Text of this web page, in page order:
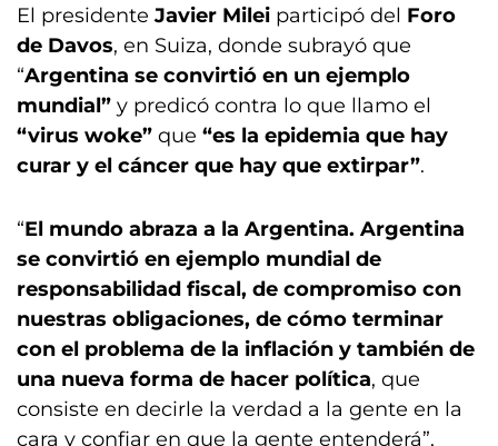
El presidente Javier Milei participó del Foro
de Davos, en Suiza, donde subrayó que
“Argentina se convirtió en un ejemplo
mundial” y predicó contra lo que llamo el
“virus woke” que “es la epidemia que hay
curar y el cáncer que hay que extirpar”.
“El mundo abraza a la Argentina. Argentina
se convirtió en ejemplo mundial de
responsabilidad fiscal, de compromiso con
nuestras obligaciones, de cómo terminar
con el problema de la inflación y también de
una nueva forma de hacer política, que
consiste en decirle la verdad a la gente en la
cara y confiar en que la gente entenderá”,